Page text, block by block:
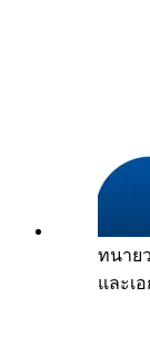
ทนาย
และเ